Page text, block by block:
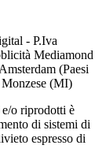
- P.Iva
Mediamond
(Paesi
(MI)
e/o riprodotti è
di sistemi di
espresso di